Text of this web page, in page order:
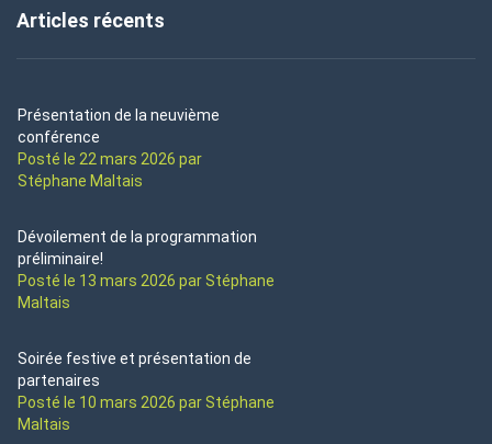
Articles récents
Présentation de la neuvième
conférence
Posté le 22 mars 2026 par
Stéphane Maltais
Dévoilement de la programmation
préliminaire!
Posté le 13 mars 2026 par Stéphane
Maltais
Soirée festive et présentation de
partenaires
Posté le 10 mars 2026 par Stéphane
Maltais